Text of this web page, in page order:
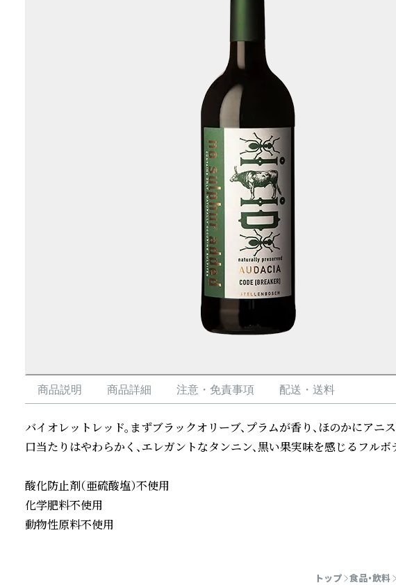
商品説明 商品詳細 注意・免責事項 配送・送料
バイオレットレッド。まずブラックオリーブ、プラムが香り、ほのかにアニス
口当たりはやわらかく、エレガントなタンニン、黒い果実味を感じるフルボ
酸化防止剤（亜硫酸塩）不使用
化学肥料不使用
動物性原料不使用
トップ 食品・飲料